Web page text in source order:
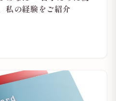
私の経験をご紹介